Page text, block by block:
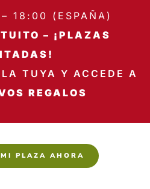
18:00 (ESPAÑA)
– ¡PLAZAS
TUYA Y ACCEDE A
REGALOS
PLAZA AHORA